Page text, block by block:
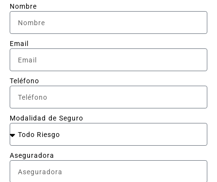
Nombre
Email
Teléfono
Modalidad de Seguro
Aseguradora